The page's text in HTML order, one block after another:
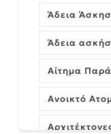
Άδεια
Άδεια
Αίτημα
Ανοικτό